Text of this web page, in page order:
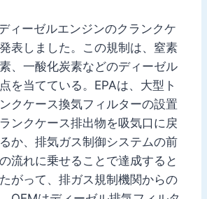
ィーゼルエンジンのクランクケ
表しました。この規制は、窒素
、一酸化炭素などのディーゼル
を当てている。EPAは、大型ト
クケース換気フィルターの設置
ンクケース排出物を吸気口に戻
か、排気ガス制御システムの前
流れに乗せることで達成すると
がって、排ガス規制機関からの